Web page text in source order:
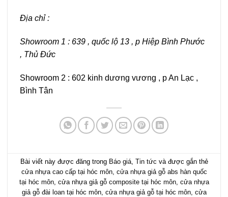
Địa chỉ :
Showroom 1 : 639 , quốc lộ 13 , p Hiệp Bình Phước
, Thủ Đức
Showroom 2 : 602 kinh dương vương , p An Lạc ,
Bình Tân
Bài viết này được đăng trong Báo giá, Tin tức và được gắn thẻ
cửa nhựa cao cấp tại hóc môn, cửa nhựa giả gỗ abs hàn quốc
tại hóc môn, cửa nhựa giả gỗ composite tại hóc môn, cửa nhựa
giả gỗ đài loan tại hóc môn, cửa nhựa giả gỗ tại hóc môn, cửa